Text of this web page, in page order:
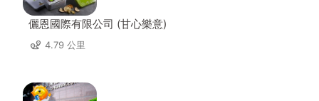
儷恩國際有限公司 (甘心樂意)
4.79 公里